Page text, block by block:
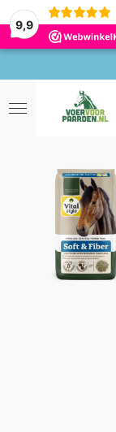
9,9